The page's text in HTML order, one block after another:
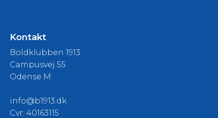
Kontakt
Boldklubben 1913
Campusvej 55
Odense M
info@b1913.dk
Cvr: 40163115